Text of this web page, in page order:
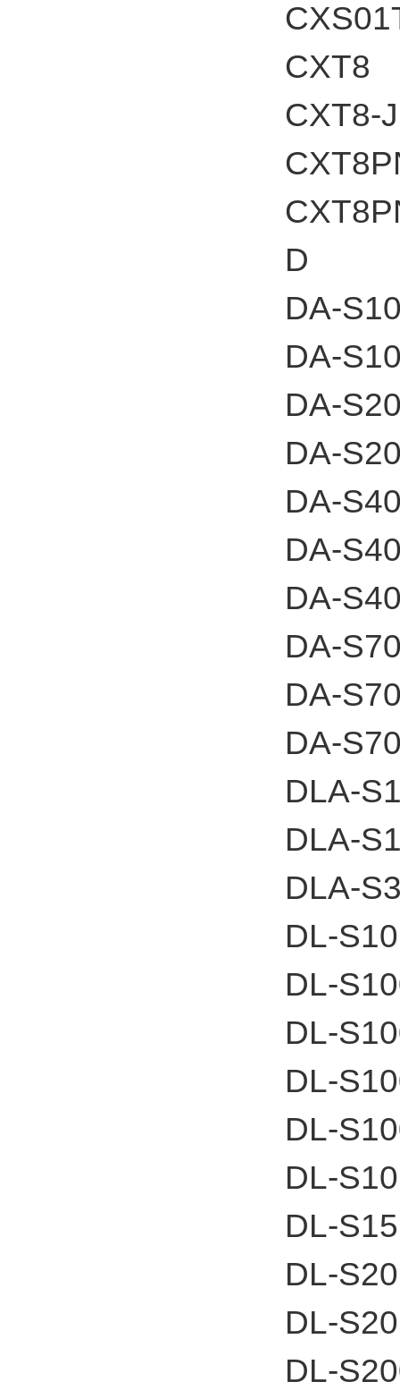
CXT8
CXT8-J
D
DA-
DA-
DA-
DA-
DA-
DA-
DA-
DA-
DA-
DA-
DLA-
DLA-
DLA-
DL-S10
DL-
DL-
DL-
DL-
DL-
DL-S15
DL-S20
DL-
DL-